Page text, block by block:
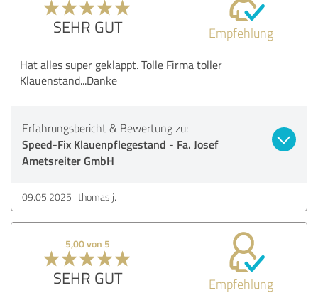
SEHR GUT Empfehlung
Hat alles super geklappt. Tolle Firma toller
Klauenstand...Danke
Erfahrungsbericht & Bewertung zu:
Speed-Fix Klauenpflegestand - Fa. Josef
Ametsreiter GmbH
09.05.2025 thomas j.
5,00 von 5
SEHR GUT Empfehlung